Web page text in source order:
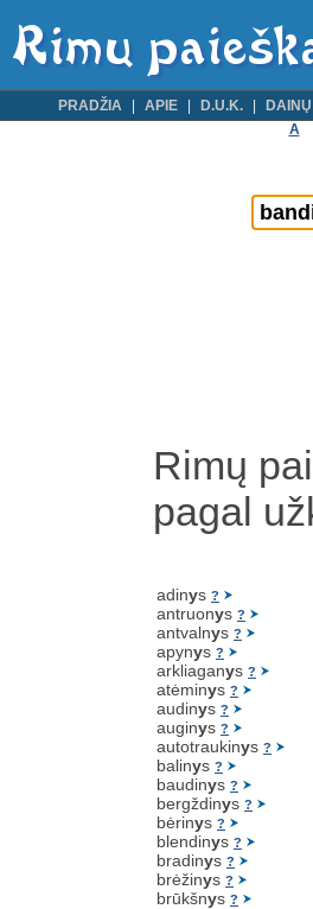
PRADŽIA APIE D.U.K.
A
Rimų
pagal
adinys ?
antruonys ?
antvalnys ?
apynys ?
arkliaganys ?
atėminys ?
audinys ?
auginys ?
autotraukinys ?
balinys ?
baudinys ?
bergždinys ?
bėrinys ?
blendinys ?
bradinys ?
brėžinys ?
brūkšnys ?